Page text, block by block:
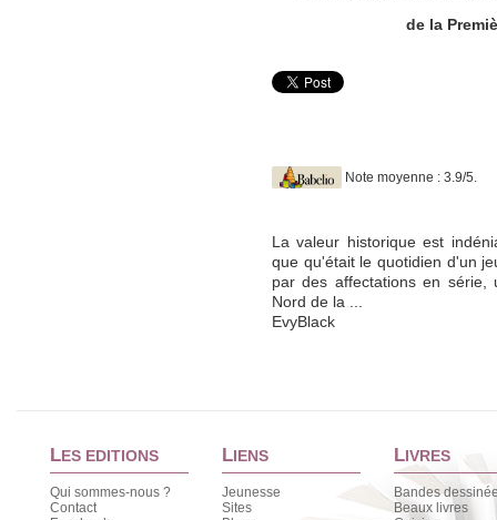
de la
Note moyenne : 3.9/5.
La valeur historique est
que qu'était le quotidien d'un
par des affectations en série,
Nord de la ...
EvyBlack
LES EDITIONS
Qui sommes-nous ?
Contact
LIENS
Jeunesse
Sites
LIVRES
Bandes
Beaux livres